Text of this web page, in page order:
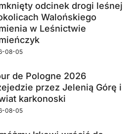
odcinek drogi leśnej
Walońskiego
w Leśnictwie
08-05
de Pologne 2026
przez Jelenią Górę i
karkonoski
08-05